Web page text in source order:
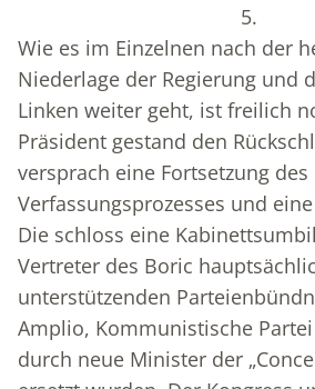
5.
Wie es im Einzelnen nach der
Niederlage der Regierung und
Linken weiter geht, ist freilich
Präsident gestand den
versprach eine Fortsetzung des
Verfassungsprozesses und
Die schloss eine
Vertreter des Boric
unterstützenden
Amplio, Kommunistische
durch neue Minister der